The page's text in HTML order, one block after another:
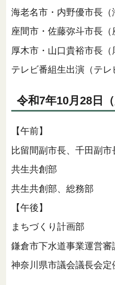
海老名市・内野優市長（
座間市・佐藤弥斗市長（
厚木市・山口貴裕市長（
テレビ番組生出演（テレ
令和7年10月28日（
【午前】
比留間副市長、千田副市
共生共創部
共生共創部、総務部
【午後】
まちづくり計画部
鎌倉市下水道事業運営
神奈川県市議会議長会定